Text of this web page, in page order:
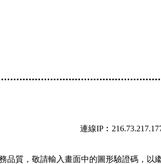
連線
品質，敬請輸入畫面中的圖形驗證碼，以